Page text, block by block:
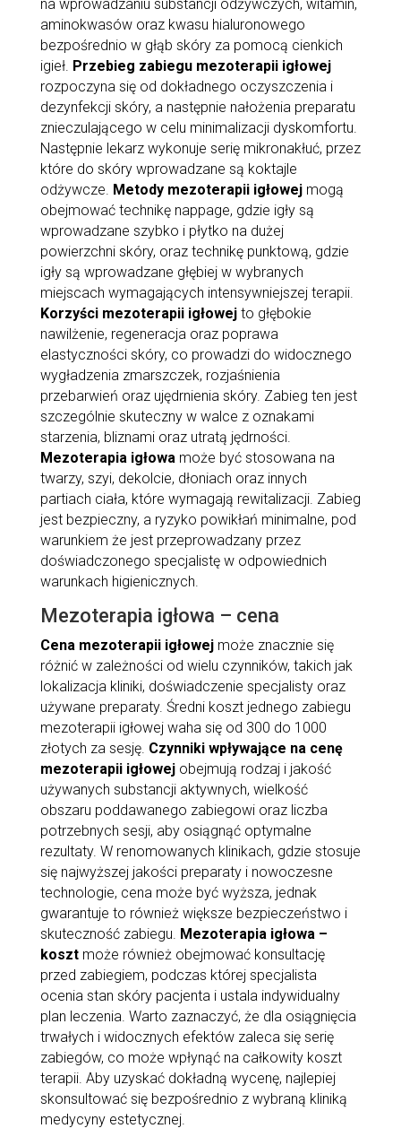
na wprowadzaniu substancji odżywczych, witamin,
aminokwasów oraz kwasu hialuronowego
bezpośrednio w głąb skóry za pomocą cienkich
igieł. Przebieg zabiegu mezoterapii igłowej
rozpoczyna się od dokładnego oczyszczenia i
dezynfekcji skóry, a następnie nałożenia preparatu
znieczulającego w celu minimalizacji dyskomfortu.
Następnie lekarz wykonuje serię mikronakłuć, przez
które do skóry wprowadzane są koktajle
odżywcze. Metody mezoterapii igłowejmogą
obejmować technikę nappage, gdzie igły są
wprowadzane szybko i płytko na dużej
powierzchni skóry, oraz technikę punktową, gdzie
igły są wprowadzane głębiej w wybranych
miejscach wymagających intensywniejszej terapii.
Korzyści mezoterapii igłowejto głębokie
nawilżenie, regeneracja oraz poprawa
elastyczności skóry, co prowadzi do widocznego
wygładzenia zmarszczek, rozjaśnienia
przebarwień oraz ujędrnienia skóry. Zabieg ten jest
szczególnie skuteczny w walce z oznakami
starzenia, bliznami oraz utratą jędrności.
Mezoterapia igłowamoże być stosowana na
twarzy, szyi, dekolcie, dłoniach oraz innych
partiach ciała, które wymagają rewitalizacji. Zabieg
jest bezpieczny, a ryzyko powikłań minimalne, pod
warunkiem że jest przeprowadzany przez
doświadczonego specjalistę w odpowiednich
warunkach higienicznych.
Mezoterapia igłowa – cena
Cena mezoterapii igłowejmoże znacznie się
różnić w zależności od wielu czynników, takich jak
lokalizacja kliniki, doświadczenie specjalisty oraz
używane preparaty. Średni koszt jednego zabiegu
mezoterapii igłowej waha się od 300 do 1000
złotych za sesję. Czynniki wpływające na cenę
mezoterapii igłowejobejmują rodzaj i jakość
używanych substancji aktywnych, wielkość
obszaru poddawanego zabiegowi oraz liczba
potrzebnych sesji, aby osiągnąć optymalne
rezultaty. W renomowanych klinikach, gdzie stosuje
się najwyższej jakości preparaty i nowoczesne
technologie, cena może być wyższa, jednak
gwarantuje to również większe bezpieczeństwo i
skuteczność zabiegu. Mezoterapia igłowa –
kosztmoże również obejmować konsultację
przed zabiegiem, podczas której specjalista
ocenia stan skóry pacjenta i ustala indywidualny
plan leczenia. Warto zaznaczyć, że dla osiągnięcia
trwałych i widocznych efektów zaleca się serię
zabiegów, co może wpłynąć na całkowity koszt
terapii. Aby uzyskać dokładną wycenę, najlepiej
skonsultować się bezpośrednio z wybraną kliniką
medycyny estetycznej.